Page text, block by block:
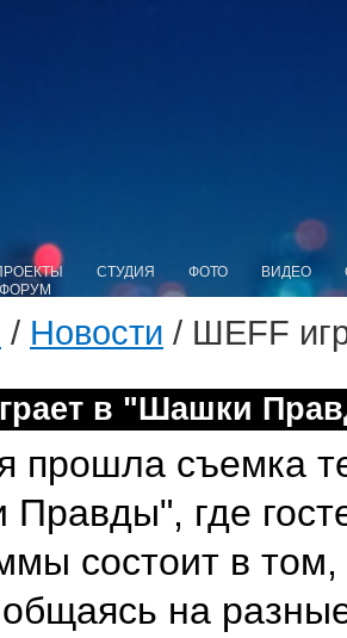
СТУДИЯ ФОТО ВИДЕО
ФОРУМ
/ Новости / ШЕFF
в "Шашки
прошла съемка
где
состоит в
на